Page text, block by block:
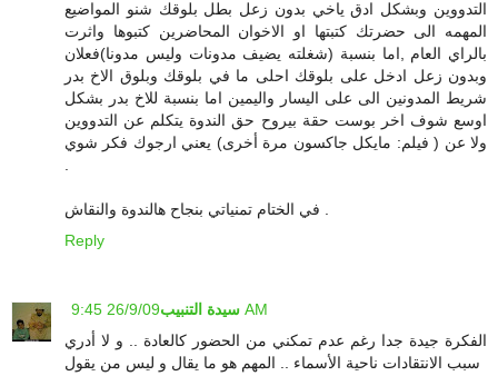
التدووين وبشكل ادق ياخي بدون زعل بطل بلوقك شنو المواضيع
المهمه الى حضرتك كتبتها او الاخوان المحاضرين كتبوها واثرت
بالراي العام ,اما بنسبة (شغلته يضيف مدونات وليس مدونا)فعلان
وبدون زعل ادخل على بلوقك احلى ما في بلوقك وبلوق الاخ بدر
شريط المدونين الى على اليسار واليمين اما بنسبة للاخ بدر بشكل
اوسع شوف اخر بوست حقة بيروح حق الندوة يتكلم عن التدووين
ولا عن ( فيلم: مايكل جاكسون مرة أخرى) يعني ارجوك فكر شوي
Reply
سيدة التنبيب 26/9/09 9:45 AM
الفكرة جيدة جدا رغم عدم تمكني من الحضور كالعادة .. و لا أدري
سبب الانتقادات ناحية الأسماء .. المهم هو ما يقال و ليس من يقول